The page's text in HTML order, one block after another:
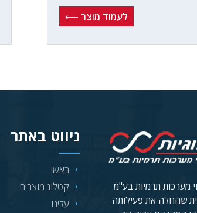
לעמוד מוצר ⟵
מערכות תרמיות בע"מ
שהחלה את פעילותה
ניווט באתר
ראשי
קטלוג מוצרים
עלינו